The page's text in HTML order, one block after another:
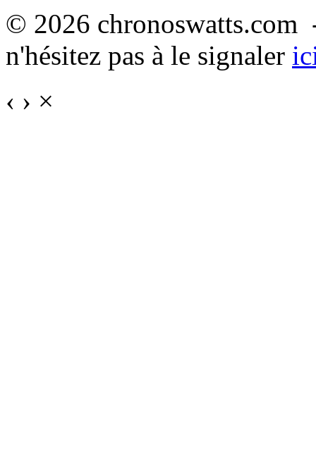
© 2026
n'hésitez pas à le signaler
‹ › ×